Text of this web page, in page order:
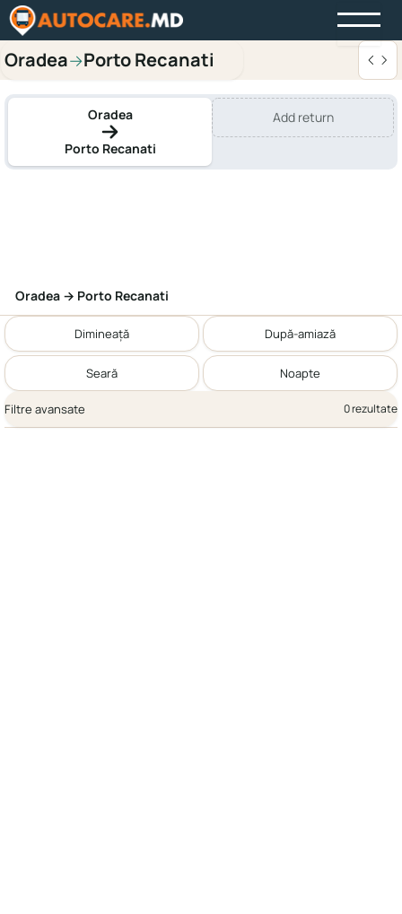
Oradea→Porto Recanati
Oradea
Porto Recanati
Add return
Oradea → Porto Recanati
Dimineață După-amiază
Seară Noapte
Filtre avansate 0 rezultate